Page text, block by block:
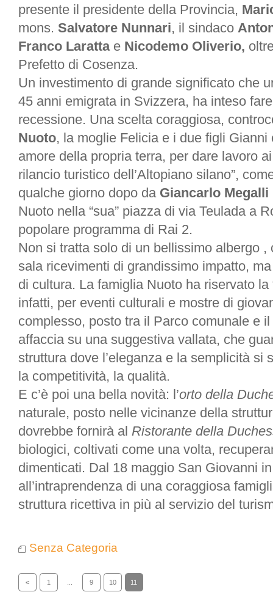
presente il presidente della Provincia,
mons. Salvatore Nunnari, il sindaco
Franco Larattae Nicodemo Oliverio,
Prefetto di Cosenza.
Un investimento di grande significato che
45 anni emigrata in Svizzera, ha inteso
recessione. Una scelta coraggiosa,
Nuoto, la moglie Felicia e i due figli Gianni
amore della propria terra, per dare lavoro
rilancio turistico dell’Altopiano silano”,
qualche giorno dopo da Giancarlo Megalli
Nuoto nella “sua” piazza di via Teulada a
popolare programma di Rai 2.
Non si tratta solo di un bellissimo albergo ,
sala ricevimenti di grandissimo impatto,
di cultura. La famiglia Nuoto ha riservato la
infatti, per eventi culturali e mostre di
complesso, posto tra il Parco comunale e
affaccia su una suggestiva vallata, che
struttura dove l’eleganza e la semplicità si
la competitività, la qualità.
E c’è poi una bella novità: l’orto della
naturale, posto nelle vicinanze della
dovrebbe fornirà al Ristorante della
biologici, coltivati come una volta,
dimenticati. Dal 18 maggio San Giovanni
all’intraprendenza di una coraggiosa
struttura ricettiva in più al servizio del
Senza Categoria
< 1 9 10 11